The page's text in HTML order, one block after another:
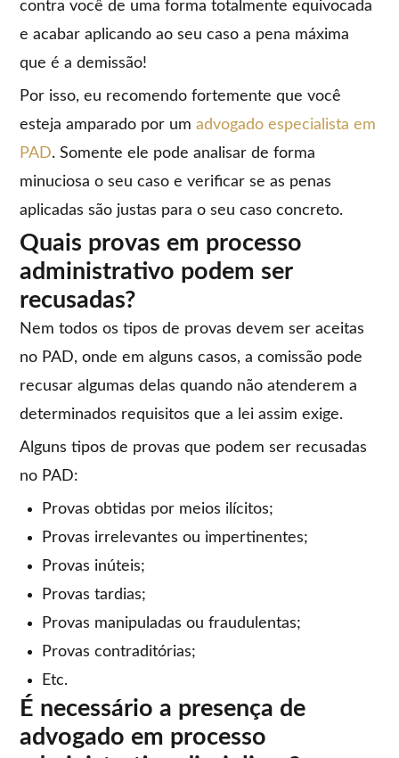
contra você de uma forma totalmente equivocada
e acabar aplicando ao seu caso a pena máxima
que é a demissão!
Por isso, eu recomendo fortemente que você
esteja amparado por umadvogado especialista em
PAD. Somente ele pode analisar de forma
minuciosa o seu caso e verificar se as penas
aplicadas são justas para o seu caso concreto.
Quais provas em processo
administrativo podem ser
recusadas?
Nem todos os tipos de provas devem ser aceitas
no PAD, onde em alguns casos, a comissão pode
recusar algumas delas quando não atenderem a
determinados requisitos que a lei assim exige.
Alguns tipos de provas que podem ser recusadas
no PAD:
Provas obtidas por meios ilícitos;
Provas irrelevantes ou impertinentes;
Provas inúteis;
Provas tardias;
Provas manipuladas ou fraudulentas;
Provas contraditórias;
Etc.
É necessário a presença de
advogado em processo